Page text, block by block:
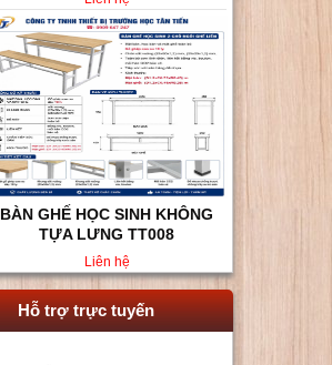
BÀN GHẾ HỌC SINH KHÔNG
TỰA LƯNG TT008
Liên hệ
Hỗ trợ trực tuyến